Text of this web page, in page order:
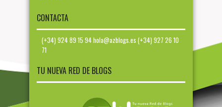
CONTACTA
(+34) 924 89 15 94 hola@azblogs.es (+34) 927 26 10
71
TU NUEVA RED DE BLOGS